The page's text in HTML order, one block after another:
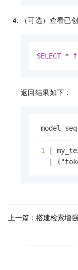
（可选）查看已
SELECT *
返回结果如下：
model_seq
1
上一篇： 搭建检索增